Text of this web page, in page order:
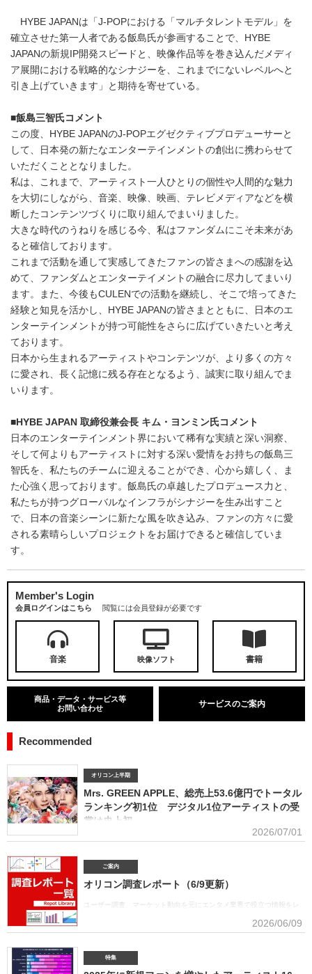
HYBE JAPANは「J-POPにおける「マルチタレントモデル」を
確立させた第一人者である飯島氏が参画することで、HYBE
JAPANの新規IP開発スピードと、映像作品等を巻き込んだメディ
ア展開における戦略的なシナジーを、これまでにないレベルへと
引き上げていきます」と期待を寄せている。
■飯島三智氏コメント
この度、HYBE JAPANのJ-POPエグゼクティブプロデューサーと
して、日本発の新たなエンターテインメントの創出に携わらせて
いただくこととなりました。
私は、これまで、アーティスト一人ひとりの個性や人間的な魅力
を大切にしながら、音楽、映像、映画、テレビメディアなどを横
断したコンテンツづくりに取り組んでまいりました。
大きな時代のうねりを感じる今、私はファンダムにこそ未来があ
ると確信しております。
これまで活動を通して実感してきたファンの皆さまへの感謝を込
めて、ファンダムとエンターテイメントの融合に尽力してまいり
ます。また、今後もCULENでの活動を継続し、そこで培ってきた
経験と知見を活かし、HYBE JAPANの皆さまとともに、日本のエ
ンターテインメントが持つ可能性をさらに広げていきたいと考え
ております。
日本から生まれるアーティストやコンテンツが、より多くの方々
に愛され、長く記憶に残る存在となるよう、誠実に取り組んでま
いります。
■HYBE JAPAN 取締役兼会長 キム・ヨンミン氏コメント
日本のエンターテインメント界において稀有な実績と深い洞察、
そして何よりもアーティストに対する深い愛情をお持ちの飯島三
智氏を、私たちのチームに迎えることができ、心から嬉しく、ま
た心強く思っております。飯島氏の卓越したプロデュース力と、
私たちが持つグローバルなインフラがシナジーを生み出すこと
で、日本の音楽シーンに新たな風を吹き込み、ファンの方々に愛
される素晴らしいプロジェクトをお届けできると確信していま
す。
Member's Login
会員ログインはこちら 閲覧には会員登録が必要です
音楽 映像ソフト 書籍
商品・データ・サービス等
お問い合わせ
サービスのご案内
Recommended
オリコン上半期
Mrs. GREEN APPLE、総売上53.6億円でトータル
ランキング初1位 デジタル1位アーティストの受
賞は史上初
■アーティスト別セールス部門トータルランキング オリコンは7月1
ーティスト別セールス部門「トータルランキング」を発表。Mrs. GREEN APPLEが期間内総売
上53.6億円で、自身初の1位に輝いた。Mrs. GREEN APPLEはアーティスト別セールス部門
「デジタルランキング」では3年連続で上半期1位を獲得。安価なデジタルで1位を獲得したアー
ティストがトータルセールス1位を受賞するのは、オリコン史上初となった。GREEN
APPLE（左から）藤澤涼架（Key）、大森元貴（Vo／Gt）、若井滉斗（Gt） アーティスト別
セールス部門「トータルランキング」は、音楽ソフト【シングル、アルバム、ミュージック
2026/07/01
ご案内
オリコン調査レポート（6/9更新）
ユーザー調査、マーケット動向を元にエンタメ業界で役立つ情報をレ
調査 2026 価格戦略の策定、商品企画、値上げ検討時の判断材料とし
SNS・動画配信を横断したファン行動を分析。今後のマーケティング戦略に活用できる内容を
提供(2026年5月)アーティストグッズに関する調査2026「なぜ買うのか」「何が売れるのか」
2026/06/09
特集